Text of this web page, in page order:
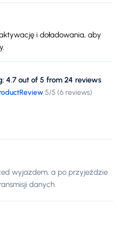
i doładowania, aby
4.7 out of 5 from 24 reviews
5/5 (6 reviews)
wyjazdem, a po przyjeździe
danych.